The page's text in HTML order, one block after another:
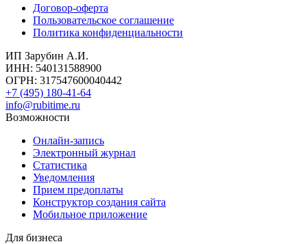
Договор-оферта
Пользовательское соглашение
Политика конфиденциальности
ИП Зарубин А.И.
ИНН: 540131588900
ОГРН: 317547600040442
+7 (495) 180-41-64
info@rubitime.ru
Возможности
Онлайн-запись
Электронный журнал
Статистика
Уведомления
Прием предоплаты
Конструктор создания сайта
Мобильное приложение
Для бизнеса